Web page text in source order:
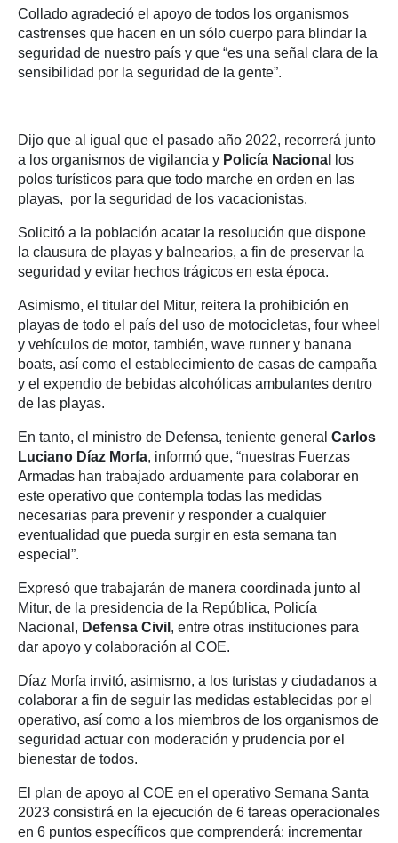
Collado agradeció el apoyo de todos los organismos
castrenses que hacen en un sólo cuerpo para blindar la
seguridad de nuestro país y que “es una señal clara de la
sensibilidad por la seguridad de la gente”.
Dijo que al igual que el pasado año 2022, recorrerá junto
a los organismos de vigilancia y Policía Nacional
los
polos turísticos para que todo marche en orden en las
playas, por la seguridad de los vacacionistas.
Solicitó a la población acatar la resolución que dispone
la clausura de playas y balnearios, a fin de preservar la
seguridad y evitar hechos trágicos en esta época.
Asimismo, el titular del Mitur, reitera la prohibición en
playas de todo el país del uso de motocicletas, four wheel
y vehículos de motor, también, wave runner y banana
boats, así como el establecimiento de casas de campaña
y el expendio de bebidas alcohólicas ambulantes dentro
de las playas.
En tanto, el ministro de Defensa, teniente general Carlos
Luciano Díaz Morfa, informó que, “nuestras Fuerzas
Armadas han trabajado arduamente para colaborar en
este operativo que contempla todas las medidas
necesarias para prevenir y responder a cualquier
eventualidad que pueda surgir en esta semana tan
especial”.
Expresó que trabajarán de manera coordinada junto al
Mitur, de la presidencia de la República, Policía
Nacional, Defensa Civil , entre otras instituciones para
dar apoyo y colaboración al COE.
Díaz Morfa invitó, asimismo, a los turistas y ciudadanos a
colaborar a fin de seguir las medidas establecidas por el
operativo, así como a los miembros de los organismos de
seguridad actuar con moderación y prudencia por el
bienestar de todos.
El plan de apoyo al COE en el operativo Semana Santa
2023 consistirá en la ejecución de 6 tareas operacionales
en 6 puntos específicos que comprenderá: incrementar